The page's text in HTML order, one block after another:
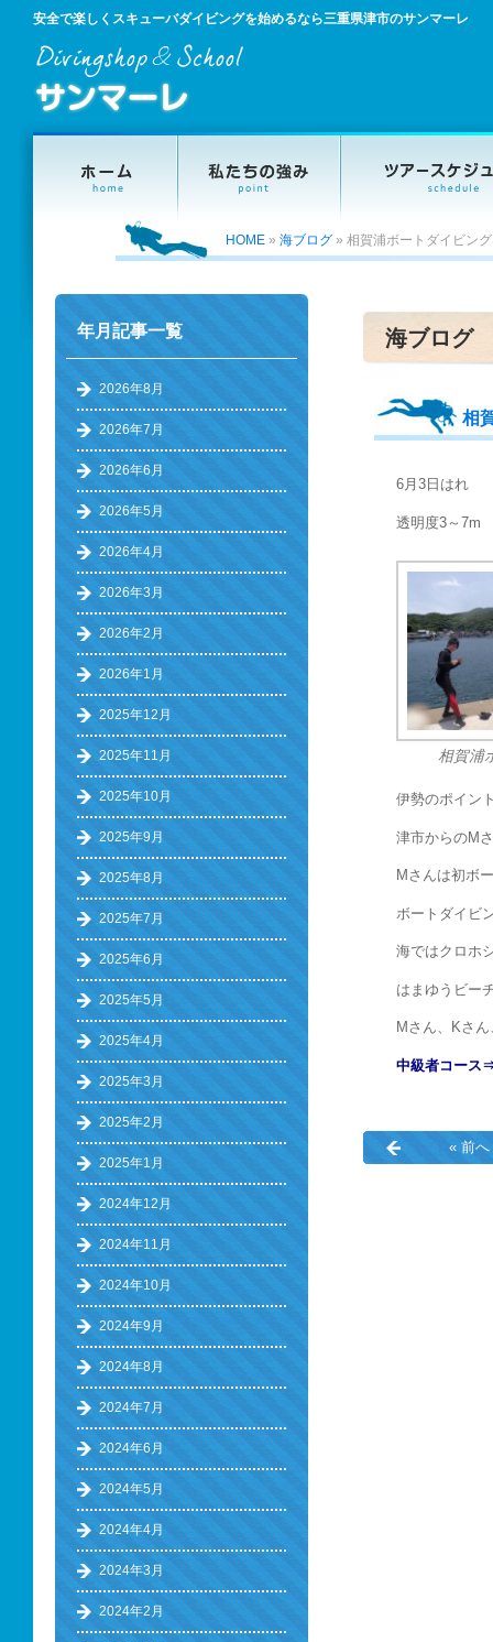
安全で楽しくスキューバダイビングを始めるなら三重県津市のサンマーレ
HOME » 海ブログ » 相賀浦ボートダイビン
海ブログ
相
6月3日はれ
透明度3～
相賀浦
伊勢のポイン
津市からのM
Mさんは初ボ
ボートダイビ
海ではクロホ
はまゆうビー
Mさん、Kさ
中級者コース
« 前へ
年月記事一覧
2026年8月
2026年7月
2026年6月
2026年5月
2026年4月
2026年3月
2026年2月
2026年1月
2025年12月
2025年11月
2025年10月
2025年9月
2025年8月
2025年7月
2025年6月
2025年5月
2025年4月
2025年3月
2025年2月
2025年1月
2024年12月
2024年11月
2024年10月
2024年9月
2024年8月
2024年7月
2024年6月
2024年5月
2024年4月
2024年3月
2024年2月